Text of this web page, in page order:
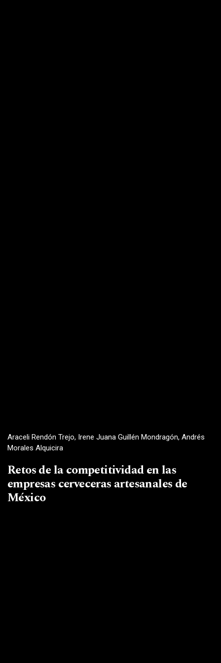
Araceli Rendón Trejo, Irene Juana Guillén Mondragón, Andrés
Morales Alquicira
Retos de la competitividad en las
empresas cerveceras artesanales de
México